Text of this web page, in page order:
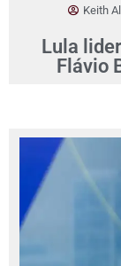
Keith
Lula
Flávio